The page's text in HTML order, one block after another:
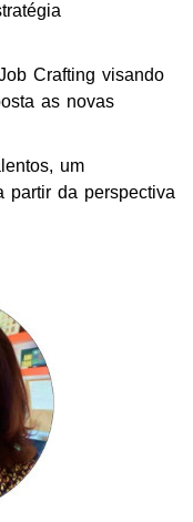
Crafting visando
as novas
um
partir da perspectiva